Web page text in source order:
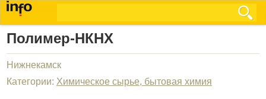
Полимер-НКНХ
Нижнекамск
Категории: Химическое сырье, бытовая химия